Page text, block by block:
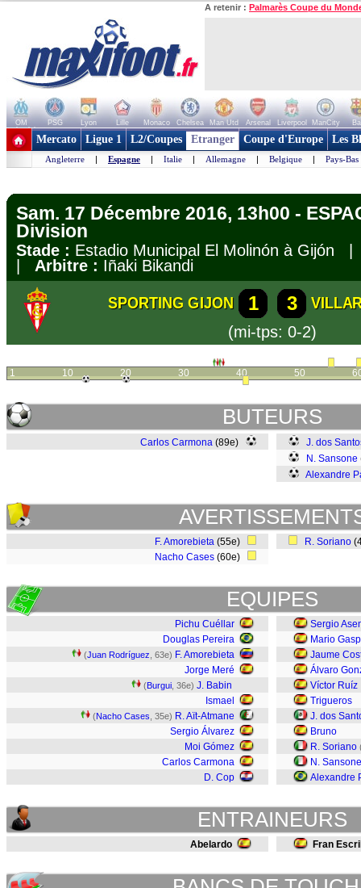
A retenir : Palmarès Coupe du
OM PSG Lyon Lille Monaco Chelsea Man Utd Arsenal Liverpool ManCity
+ de clubs
Mercato Ligue 1 L2/Coupes Etranger Coupe d'Europe Les
Angleterre | Espagne | Italie | Allemagne | Belgique | Pays-Bas
Sam. 17 Décembre 2016, 13h00 -
Division
Stade : Estadio Municipal El Molinón à
Arbitre : Iñaki Bikandi
SPORTING GIJON 1 3
(mi-tps: 0-2)
1 10 20 30 40 50
BUTEURS
Carlos Carmona (89e)
J. dos
N. Sansone
Alexandre
F. Amorebieta (55e)
Nacho Cases (60e)
R. Soriano
EQUIPES
Pichu Cuéllar
Douglas Pereira
(Juan Rodríguez , 63e) F. Amorebieta
Jorge Meré
(Burgui , 36e) J. Babin
Ismael
(Nacho Cases , 35e) R. Aït-Atmane
Sergio Álvarez
Moi Gómez
Carlos Carmona
D. Cop
Sergio
Mario
Jaume
Álvaro
Víctor Ruíz
Trigueros
J. dos
Bruno
R. Soriano
N. Sansone
Alexandre
ENTRAINEURS
Abelardo Fran